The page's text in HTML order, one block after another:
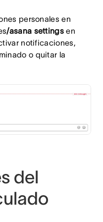
personales en
/asana settings en
notificaciones,
o quitar la
del